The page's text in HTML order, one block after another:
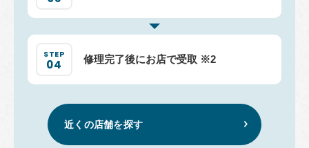
修理完了後にお店で受取 ※2
近くの店舗を探す